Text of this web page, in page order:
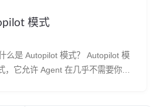
模式
么是 Autopilot 模式？ Autopilot 模
它允许 Agent 在几乎不需要你干